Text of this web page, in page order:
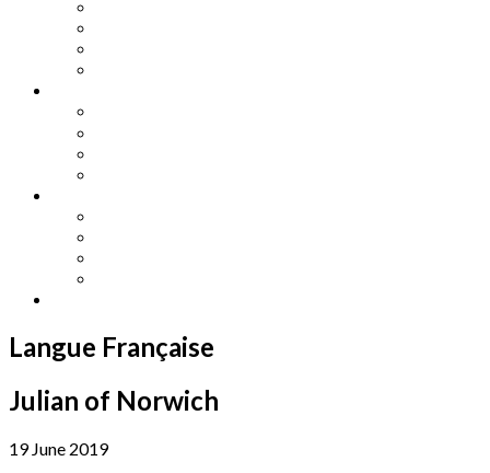
Langue Française
Julian of Norwich
19 June 2019